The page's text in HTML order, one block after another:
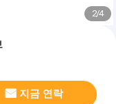
2/4
지금 연락